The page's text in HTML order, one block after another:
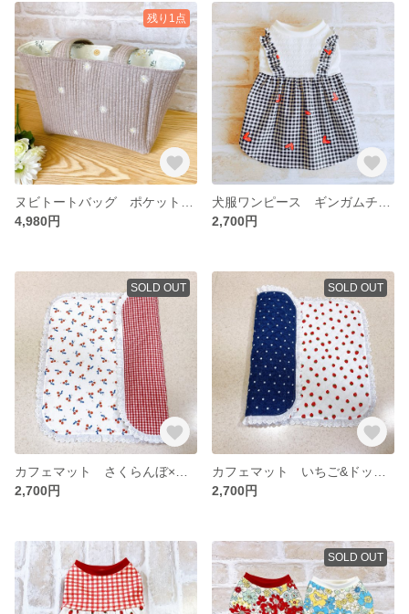
残り1点
4,980円
2,700円
SOLD OUT
2,700円
SOLD OUT
2,700円
SOLD OUT